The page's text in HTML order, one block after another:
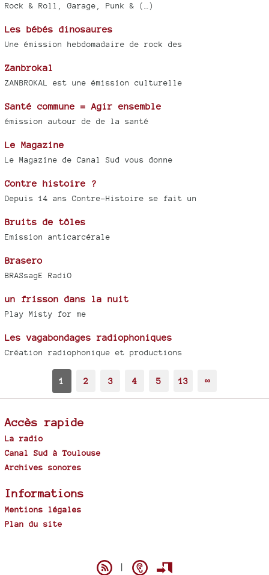
Rock & Roll, Garage, Punk & (…)
Les bébés dinosaures
Une émission hebdomadaire de rock des
Zanbrokal
ZANBROKAL est une émission culturelle
Santé commune = Agir ensemble
émission autour de de la santé
Le Magazine
Le Magazine de Canal Sud vous donne
Contre histoire ?
Depuis 14 ans Contre-Histoire se fait un
Bruits de tôles
Emission anticarcérale
Brasero
BRASsagE RadiO
un frisson dans la nuit
Play Misty for me
Les vagabondages radiophoniques
Création radiophonique et productions
1 2 3 4 5 13 ∞
Accès rapide
La radio
Canal Sud à Toulouse
Archives sonores
Informations
Mentions légales
Plan du site
|